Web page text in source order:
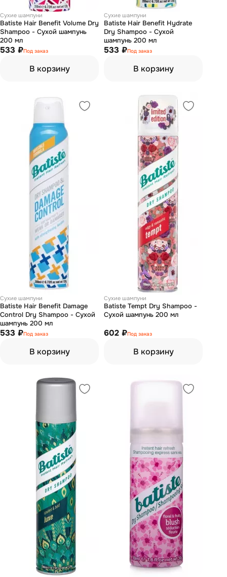
Сухие шампуни
Batiste Hair Benefit Volume Dry
Shampoo - Сухой шампунь
200 мл
533 ₽Под заказ
В корзину
Сухие шампуни
Batiste Hair Benefit Hydrate
Dry Shampoo - Сухой
шампунь 200 мл
533 ₽Под заказ
В корзину
Сухие шампуни
Batiste Hair Benefit Damage
Control Dry Shampoo - Сухой
шампунь 200 мл
533 ₽Под заказ
В корзину
Сухие шампуни
Batiste Tempt Dry Shampoo -
Сухой шампунь 200 мл
602 ₽Под заказ
В корзину